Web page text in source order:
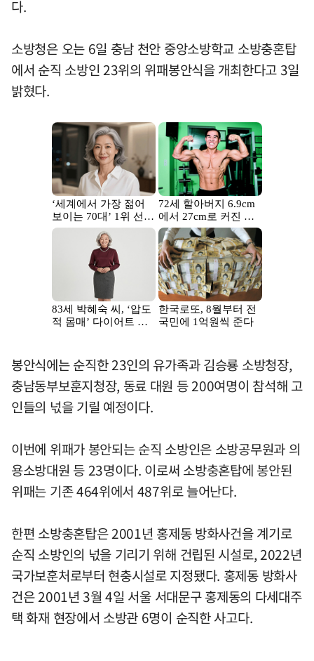
다.
소방청은 오는 6일 충남 천안 중앙소방학교 소방충혼탑
에서 순직 소방인 23위의 위패봉안식을 개최한다고 3일
밝혔다.
봉안식에는 순직한 23인의 유가족과 김승룡 소방청장,
충남동부보훈지청장, 동료 대원 등 200여명이 참석해 고
인들의 넋을 기릴 예정이다.
이번에 위패가 봉안되는 순직 소방인은 소방공무원과 의
용소방대원 등 23명이다. 이로써 소방충혼탑에 봉안된
위패는 기존 464위에서 487위로 늘어난다.
한편 소방충혼탑은 2001년 홍제동 방화사건을 계기로
순직 소방인의 넋을 기리기 위해 건립된 시설로, 2022년
국가보훈처로부터 현충시설로 지정됐다. 홍제동 방화사
건은 2001년 3월 4일 서울 서대문구 홍제동의 다세대주
택 화재 현장에서 소방관 6명이 순직한 사고다.